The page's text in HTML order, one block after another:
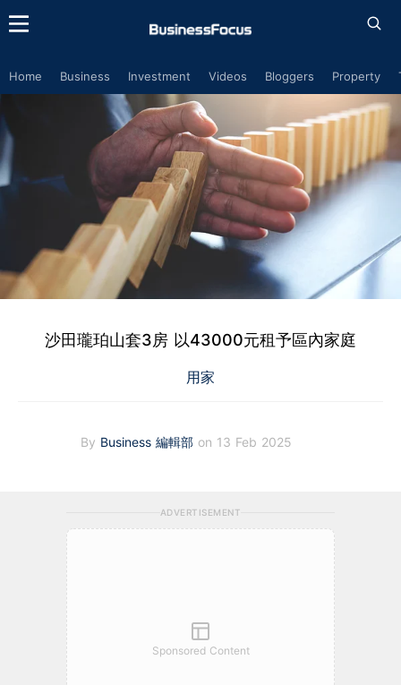
Home Business Investment Videos Bloggers Property
沙田瓏珀山套3房 以43000元租予區內家庭
用家
By Business 編輯部 on 13 Feb 2025
ADVERTISEMENT
Sponsored Content